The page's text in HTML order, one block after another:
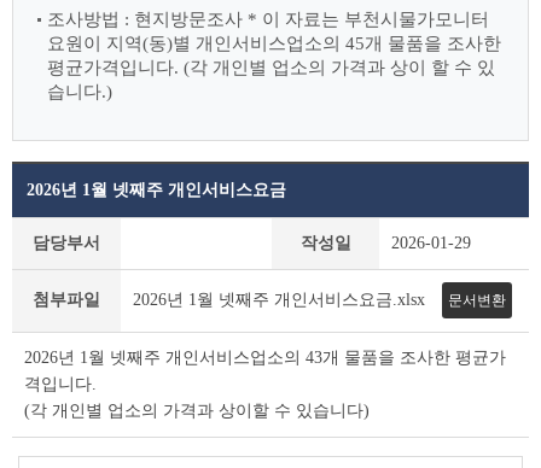
조사방법 : 현지방문조사 * 이 자료는 부천시물가모니터
요원이 지역(동)별 개인서비스업소의 45개 물품을 조사한
평균가격입니다. (각 개인별 업소의 가격과 상이 할 수 있
습니다.)
스
요
금
상
세
2026년 1월 넷째주 개인서비스요금
담당부서 작성일 2026-01-29
첨부파일 2026년 1월 넷째주 개인서비스요금.xlsx 문서변환
2026년 1월 넷째주 개인서비스업소의 43개 물품을 조사한 평균가
격입니다.
(각 개인별 업소의 가격과 상이할 수 있습니다)